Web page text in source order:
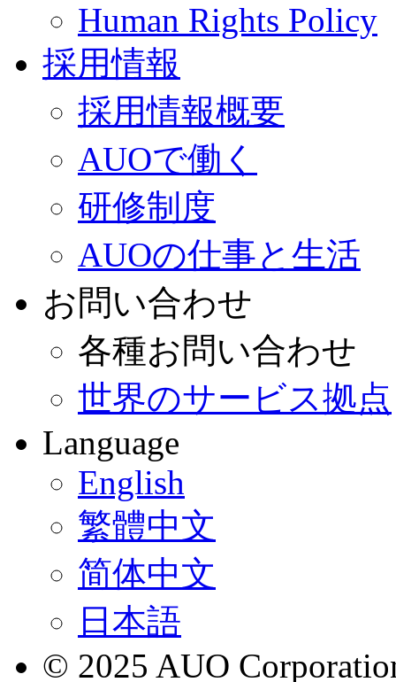
Human Rights Policy
採用情報
採用情報概要
AUOで働く
研修制度
AUOの仕事と生活
お問い合わせ
各種お問い合わせ
世界のサービス拠点
Language
English
繁體中文
简体中文
日本語
© 2025 AUO